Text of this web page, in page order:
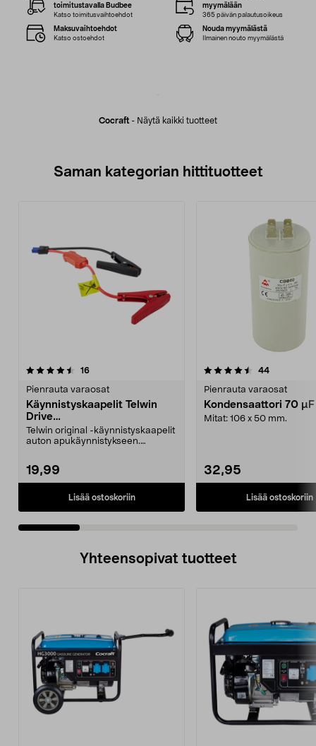
Cocraft - Näytä kaikki tuotteet
toimitustavalla Budbee
Katso toimitusvaihtoehdot
myymälään
365 päivän palautusoikeus
Maksuvaihtoehdot
Katso ostoehdot
Nouda myymälästä
Ilmainen nouto myymälästä
Saman kategorian hittituotteet
16arvostelut
Pienrauta varaosat
Käynnistyskaapelit Telwin
Drive
Mini/9000/13000/1250/150
0/1750, EC5
Telwin original -käynnistyskaapelit
auton apukäynnistykseen.
19,99
Lisää ostoskoriin
4.5 viidestä
44arvostelut
Pienrauta varaosat
Kondensaattori 70
Mitat: 106 x 50 mm.
32,95
Lisää ostoskoriin
4.5 viidestä
Yhteensopivat tuotteet